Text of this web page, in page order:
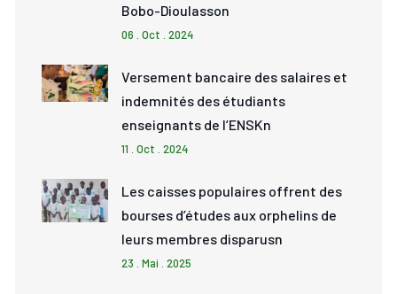
Bobo-Dioulasson
06 . Oct . 2024
Versement bancaire des salaires et
indemnités des étudiants
enseignants de l’ENSKn
11 . Oct . 2024
Les caisses populaires offrent des
bourses d’études aux orphelins de
leurs membres disparusn
23 . Mai . 2025